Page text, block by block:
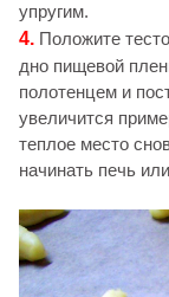
упругим.
4. Положите
дно пищевой
полотенцем и
увеличится
теплое место
начинать печь